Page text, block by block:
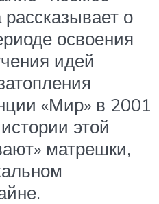
о
освоения
идей
«Мир» в 2001
этой
матрешки,